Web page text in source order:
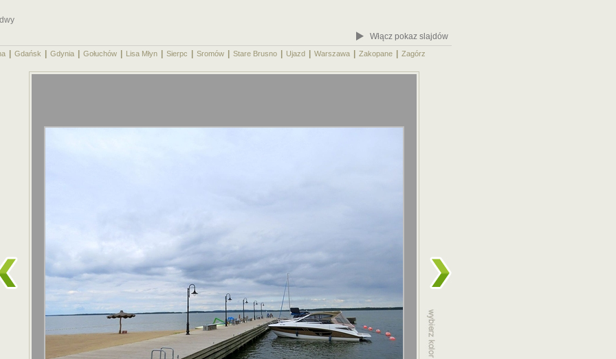
Włącz pokaz slajdów
Gdańsk Gdynia Gołuchów Lisa Młyn Sierpc Sromów Stare Brusno Ujazd Warszawa Zakopane Zagórz